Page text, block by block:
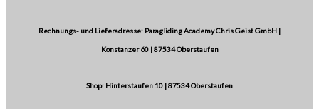
Rechnungs- und Lieferadresse: Paragliding Academy Chris Geist GmbH |
Konstanzer 60 | 87534 Oberstaufen
Shop: Hinterstaufen 10 | 87534 Oberstaufen